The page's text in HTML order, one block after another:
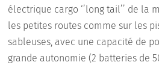
électrique cargo ‘’long tail’’ de la
les petites routes comme sur les
sableuses, avec une capacité de
grande autonomie (2 batteries de